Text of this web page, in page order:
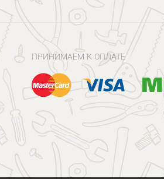
ПРИНИМАЕМ К ОПЛАТЕ